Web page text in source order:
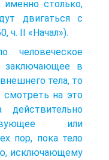
столько,
двигаться с
ч. II «Начал»).
человеческое
заключающее в
тела, то
смотреть на это
или
пор, пока тело
исключающему